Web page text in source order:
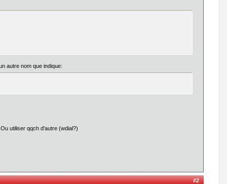
autre nom que indique:
utiliser qqch d'autre (wdial?)
#2